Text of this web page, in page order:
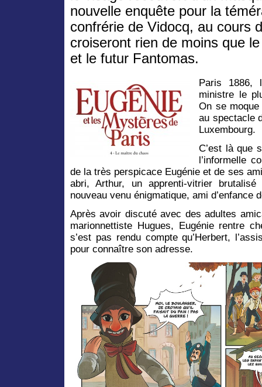
nouvelle enquête pour la
confrérie de Vidocq, au cours
croiseront rien de moins que
et le futur Fantomas.
Paris 1886,
ministre le
On se
au spectacle
Luxembourg.
C’est là que
l’informelle
de la très perspicace Eugénie et de ses
abri, Arthur, un apprenti-vitrier
nouveau venu énigmatique, ami d’enfance
Après avoir discuté avec des adultes
marionnettiste Hugues, Eugénie rentre
s’est pas rendu compte qu’Herbert,
pour connaître son adresse.